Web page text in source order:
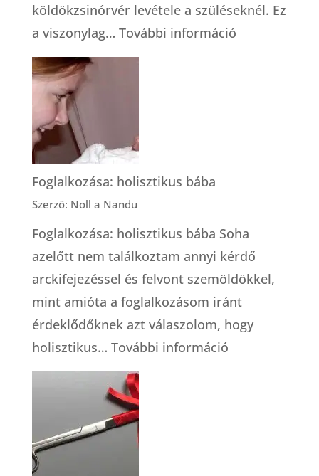
köldökzsinórvér levétele a szüléseknél. Ez
a viszonylag… További információ:
Foglalkozása: holisztikus bába
Szerző: Noll a Nandu
Foglalkozása: holisztikus bába Soha
azelőtt nem találkoztam annyi kérdő
arckifejezéssel és felvont szemöldökkel,
mint amióta a foglalkozásom iránt
érdeklődőknek azt válaszolom, hogy
holisztikus… További információ: